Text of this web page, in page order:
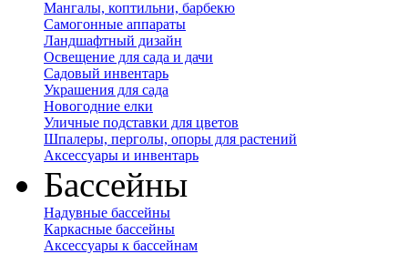
Мангалы, коптильни, барбекю
Самогонные аппараты
Ландшафтный дизайн
Освещение для сада и дачи
Садовый инвентарь
Украшения для сада
Новогодние елки
Уличные подставки для цветов
Шпалеры, перголы, опоры для растений
Аксессуары и инвентарь
Бассейны
Надувные бассейны
Каркасные бассейны
Аксессуары к бассейнам